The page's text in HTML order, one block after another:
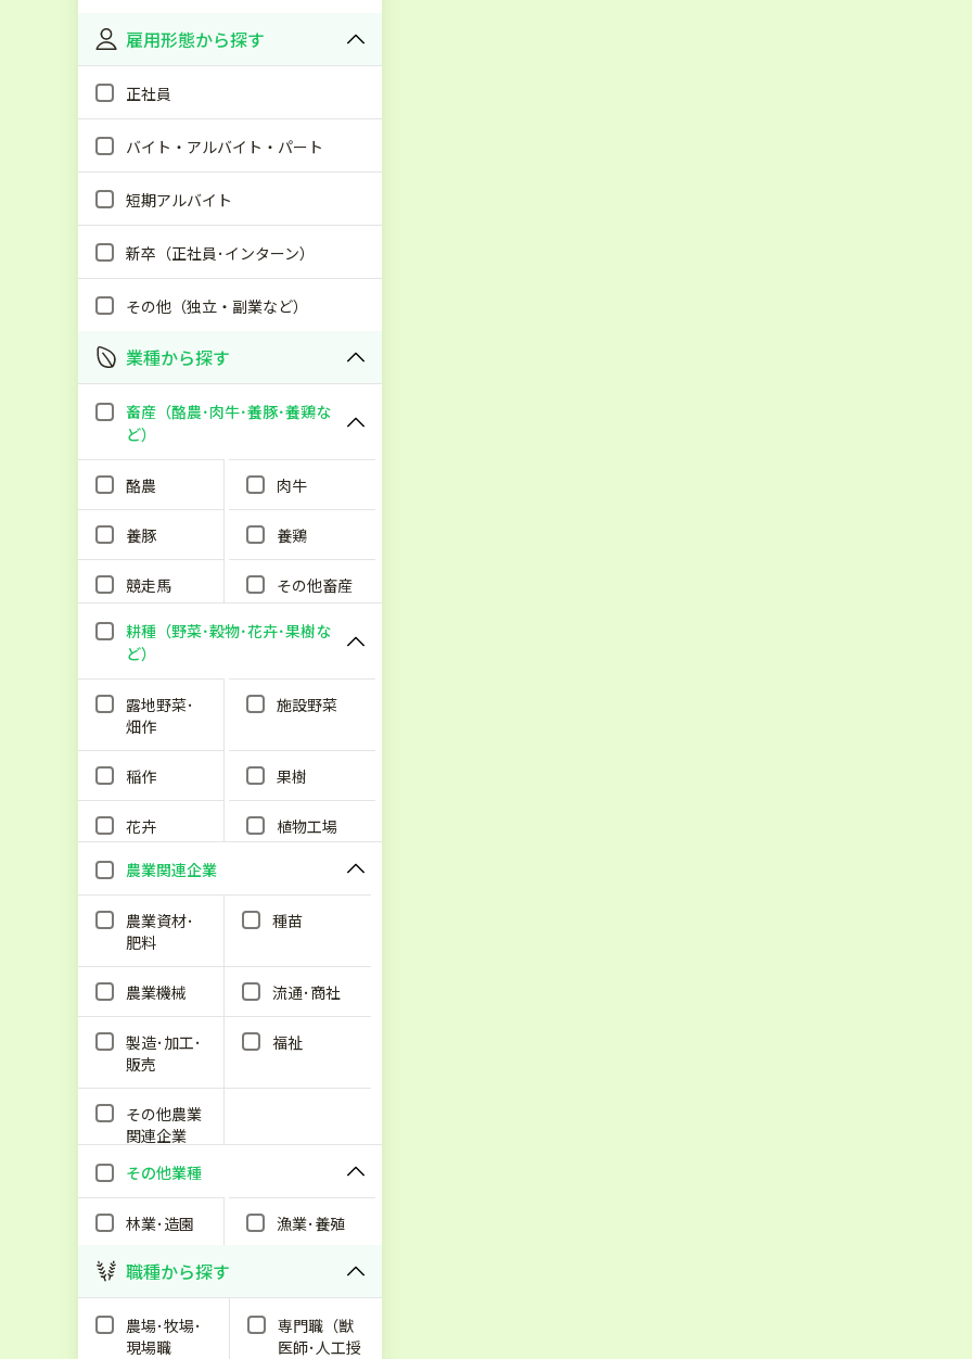
雇用形態から探す
正社員
バイト・アルバイト・パート
短期アルバイト
新卒（正社員･インターン）
その他（独立・副業など）
業種から探す
畜産（酪農･肉牛･養豚･養鶏な
ど）
酪農 肉牛
養豚 養鶏
競走馬 その他畜産
耕種（野菜･穀物･花卉･果樹な
ど）
露地野菜･
畑作
施設野菜
稲作 果樹
花卉
植物工場
農業関連企業
農業資材･
肥料
種苗
農業機械 流通･商社
製造･加工･
販売
福祉
その他農業
関連企業
その他業種
林業･造園 漁業･養殖
職種から探す
農場･牧場･
現場職
専門職（獣
医師･人工授